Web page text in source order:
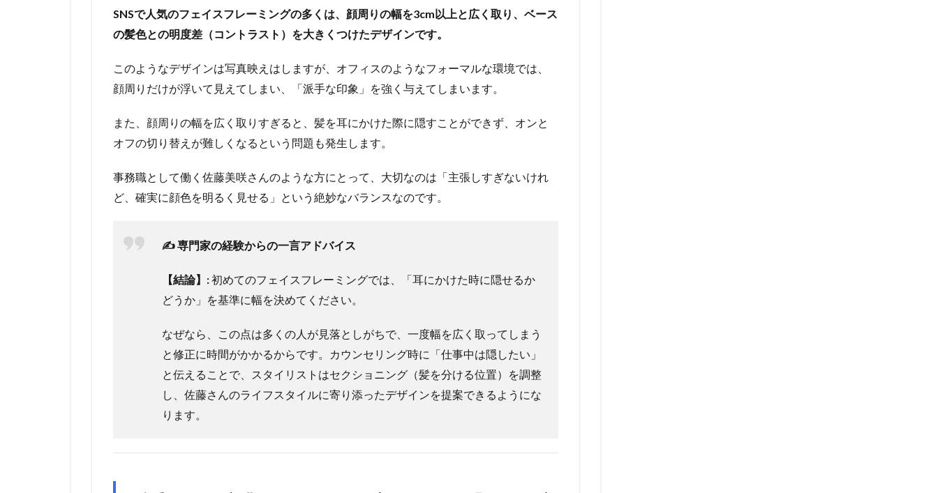
SNSで人気のフェイスフレーミングの多くは、顔周りの幅を3cm以上と広く取り、ベース
の髪色との明度差（コントラスト）を大きくつけたデザインです。
このようなデザインは写真映えはしますが、オフィスのようなフォーマルな環境では、
顔周りだけが浮いて見えてしまい、「派手な印象」を強く与えてしまいます。
また、顔周りの幅を広く取りすぎると、髪を耳にかけた際に隠すことができず、オンと
オフの切り替えが難しくなるという問題も発生します。
事務職として働く佐藤美咲さんのような方にとって、大切なのは「主張しすぎないけれ
ど、確実に顔色を明るく見せる」という絶妙なバランスなのです。
✍️ 専門家の経験からの一言アドバイス
【結論】:初めてのフェイスフレーミングでは、「耳にかけた時に隠せるか
どうか」を基準に幅を決めてください。
なぜなら、この点は多くの人が見落としがちで、一度幅を広く取ってしまう
と修正に時間がかかるからです。カウンセリング時に「仕事中は隠したい」
と伝えることで、スタイリストはセクショニング（髪を分ける位置）を調整
し、佐藤さんのライフスタイルに寄り添ったデザインを提案できるようにな
ります。